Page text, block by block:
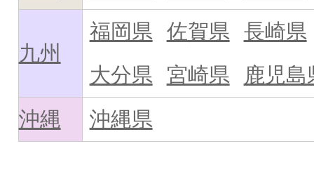
九州
福岡県 佐賀県
長崎県
大分県
宮崎県
鹿児島
沖縄
沖縄県